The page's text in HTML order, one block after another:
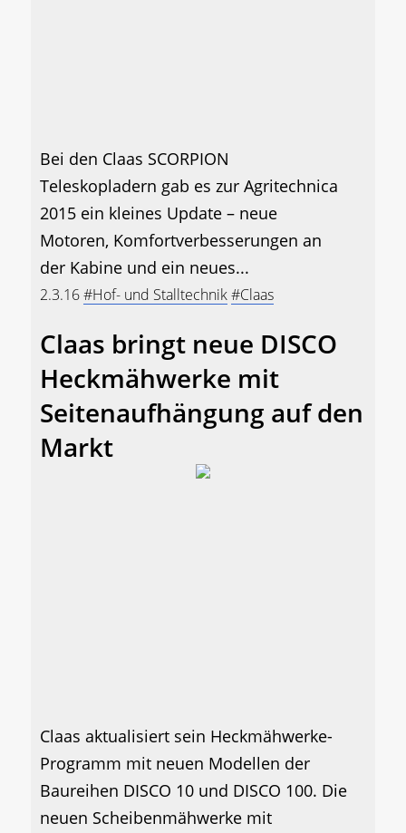
Bei den Claas SCORPION
Teleskopladern gab es zur Agritechnica
2015 ein kleines Update – neue
Motoren, Komfortverbesserungen an
der Kabine und ein neues...
2.3.16#Hof- und Stalltechnik#Claas
Claas bringt neue DISCO
Heckmähwerke mit
Seitenaufhängung auf den
Markt
Claas aktualisiert sein Heckmähwerke-
Programm mit neuen Modellen der
Baureihen DISCO 10 und DISCO 100. Die
neuen Scheibenmähwerke mit